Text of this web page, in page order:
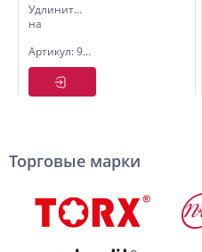
Удлинитель
на
UK-4g-
20m-Z с 4
евророзетками
(с/з) 20м
Артикул: 9535046
Торговые марки